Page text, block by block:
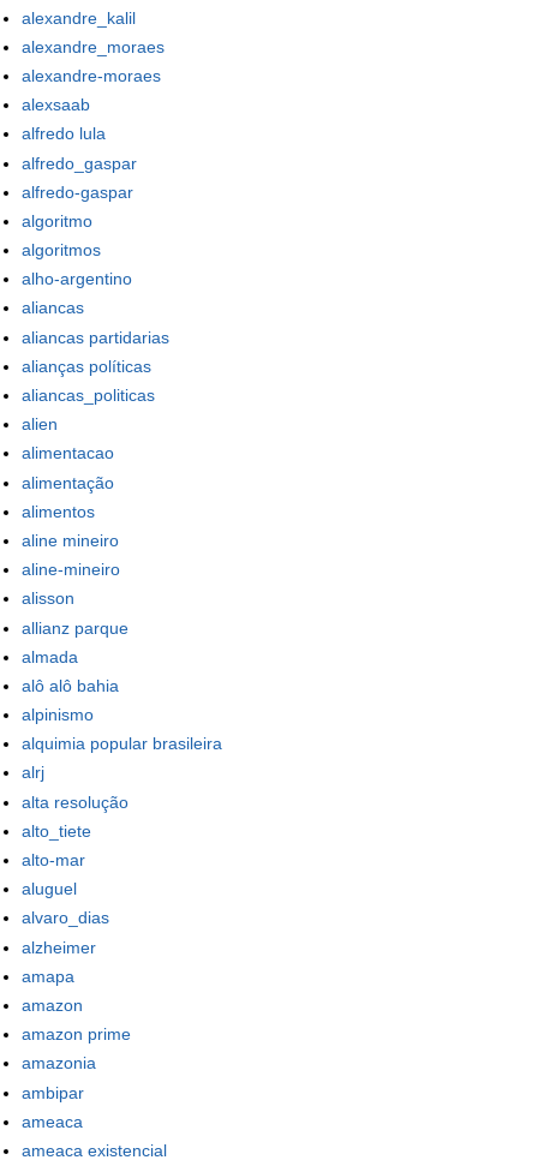
alexandre_kalil
alexandre_moraes
alexandre-moraes
alexsaab
alfredo lula
alfredo_gaspar
alfredo-gaspar
algoritmo
algoritmos
alho-argentino
aliancas
aliancas partidarias
alianças políticas
aliancas_politicas
alien
alimentacao
alimentação
alimentos
aline mineiro
aline-mineiro
alisson
allianz parque
almada
alô alô bahia
alpinismo
alquimia popular brasileira
alrj
alta resolução
alto_tiete
alto-mar
aluguel
alvaro_dias
alzheimer
amapa
amazon
amazon prime
amazonia
ambipar
ameaca
ameaca existencial